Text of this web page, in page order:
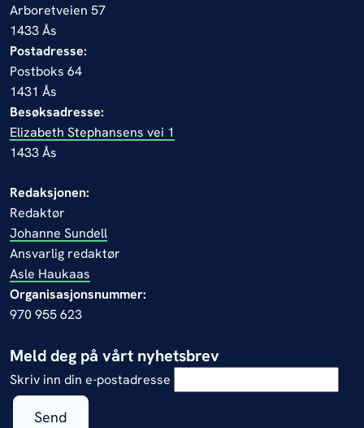
Arboretveien 57
1433 Ås
Postadresse:
Postboks 64
1431 Ås
Besøksadresse:
Elizabeth Stephansens vei 1
1433 Ås
Redaksjonen:
Redaktør
Johanne Sundell
Ansvarlig redaktør
Asle Haukaas
Organisasjonsnummer:
970 955 623
Meld deg på vårt nyhetsbrev
Skriv inn din e-postadresse
Send